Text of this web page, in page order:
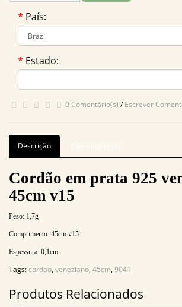
País:
Estado:
0 Comentário(s) /Escrever
Descrição
Cordão em prata 925
45cm v15
Peso: 1,7g
Comprimento: 45cm v15
Espessura: 0,1cm
Tags:cordao,veneziano,45cm,9041
Produtos Relacionados